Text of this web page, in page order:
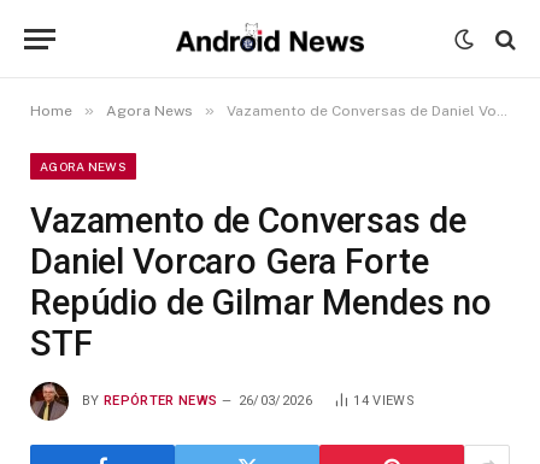
Home » Agora News » Vazamento de Conversas de Daniel Vorcaro Gera Forte Repúdio de Gilmar Mendes no STF
AGORA NEWS
Vazamento de Conversas de
Daniel Vorcaro Gera Forte
Repúdio de Gilmar Mendes no
STF
BY REPÓRTER NEWS 26/03/2026 14VIEWS